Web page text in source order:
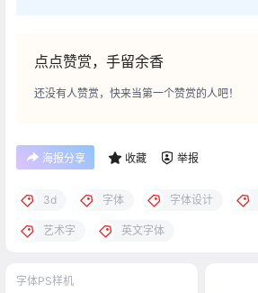
点点赞赏，手留余香
还没有人赞赏，快来当第一个赞赏的人吧！
海报分享 收藏 举报
3d 字体 字体设计
艺术字 英文字体
字体PS样机